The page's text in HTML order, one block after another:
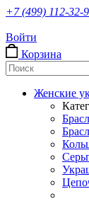
+7 (499) 112-32-
Войти
Корзина
Женские